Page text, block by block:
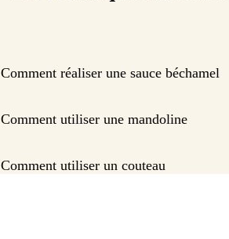
Comment réaliser une sauce béchamel
Comment utiliser une mandoline
Comment utiliser un couteau